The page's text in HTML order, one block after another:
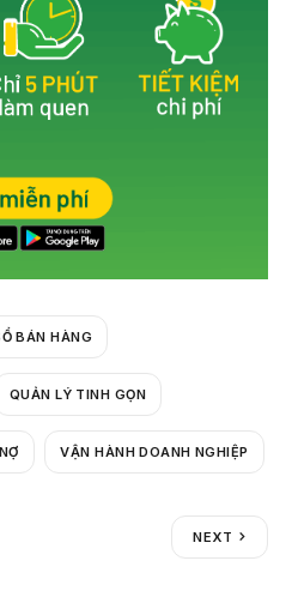
BÁN HÀNG
QUẢN LÝ TINH GỌN
VẬN HÀNH DOANH NGHIỆP
NEXT